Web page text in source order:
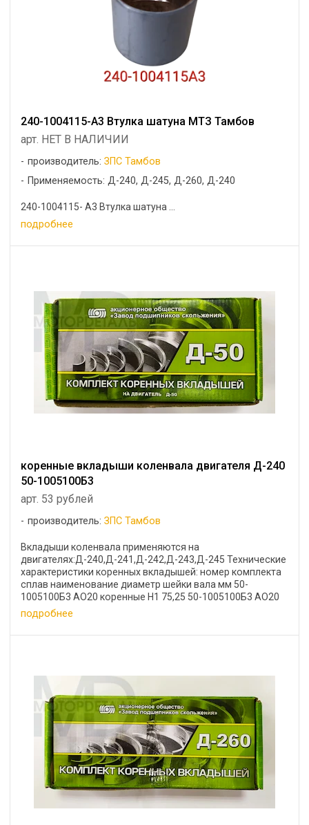
240-1004115-А3 Втулка шатуна МТЗ Тамбов
арт. НЕТ В НАЛИЧИИ
производитель:ЗПС Тамбов
Применяемость: Д-240, Д-245, Д-260, Д-240
240-1004115- А3 Втулка шатуна ...
подробнее
коренные вкладыши коленвала двигателя Д-240
50-1005100Б3
арт. 53 рублей
производитель:ЗПС Тамбов
Вкладыши коленвала применяются на
двигателях:Д-240,Д-241,Д-242,Д-243,Д-245 Технические
характеристики коренных вкладышей: номер комплекта
сплав наименование диаметр шейки вала мм 50-
1005100Б3 АО20 коренные Н1 75,25 50-1005100Б3 АО20
коренные Н2 75,0 ...
подробнее